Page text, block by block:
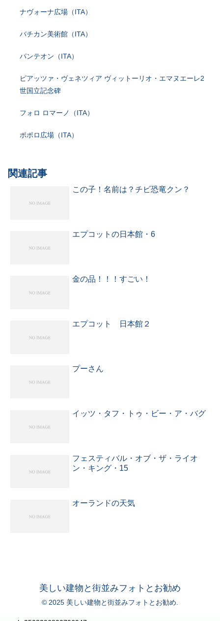
ナヴォーナ広場（ITA）
バチカン美術館（ITA）
パンテオン（ITA）
ピアッツァ・ヴェネツィア ヴィットーリオ・エマヌエーレ2
世国立記念碑
フォロ ロマーノ（ITA）
ポポロ広場（ITA）
関連記事
この子！名前は？チビ恐竜クン？
エプコットの日本館・6
金の品！！！すごい！
エプコット 日本館２
プーさん
イッツ・タフ・トゥ・ビー・ア・バグ
フェスティバル・オブ・ザ・ライオ
ン・キング・15
オーランドの天気
美しい建物と街並みフォトとお勧め
© 2025 美しい建物と街並みフォトとお勧め.